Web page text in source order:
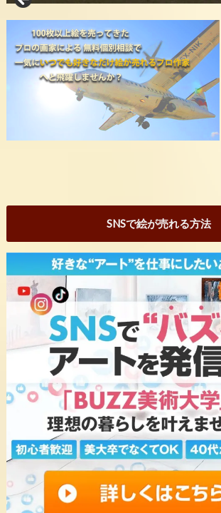
SNSで絵が売れる方法